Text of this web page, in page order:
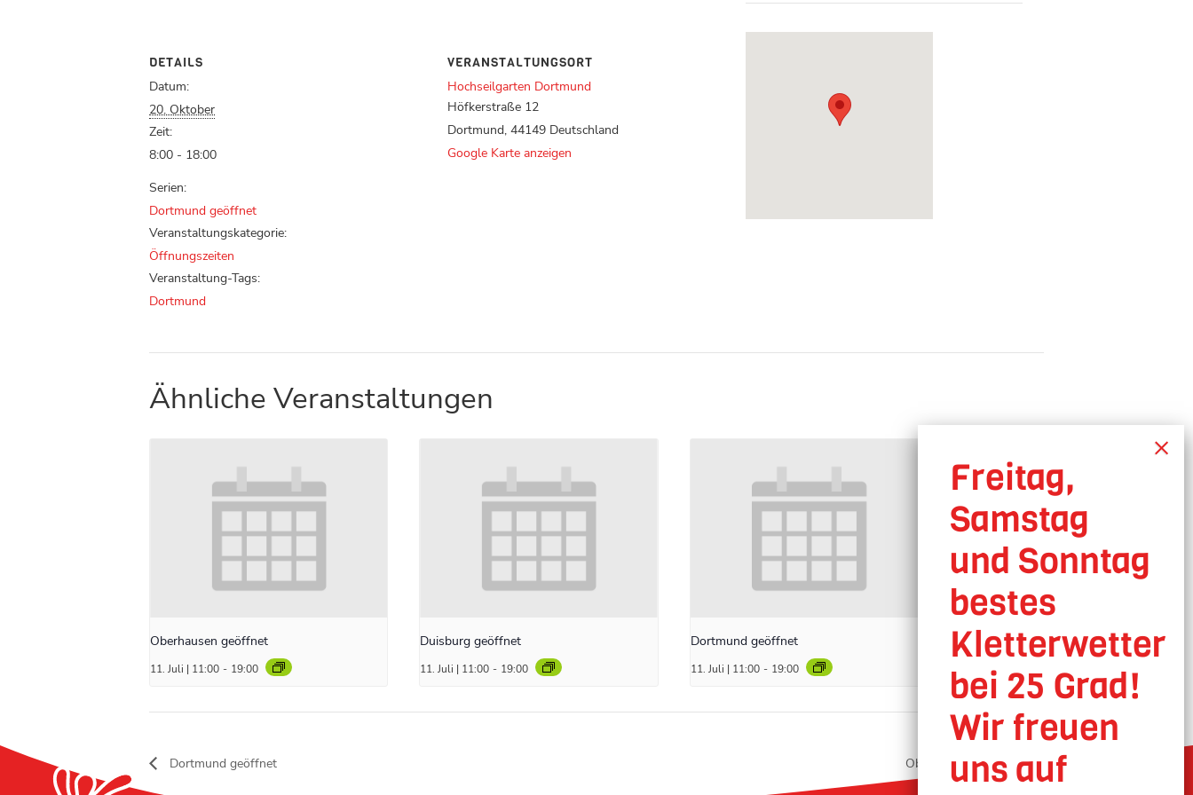
DETAILS
Datum:
20. Oktober
Zeit:
8:00 - 18:00
Serien:
Dortmund geöffnet
Veranstaltungskategorie:
Öffnungszeiten
Veranstaltung-Tags:
Dortmund
VERANSTALTUNGSORT
Hochseilgarten Dortmund
Höfkerstraße 12
Dortmund, 44149 Deutschland
Google Karte anzeigen
Ähnliche Veranstaltungen
Oberhausen geöffnet
11. Juli | 11:00 - 19:00
Duisburg geöffnet
11. Juli | 11:00 - 19:00
Dortmund geöffnet
11. Juli | 11:00 - 19:00
Dortmund geöffnet Oberhausen geöffnet